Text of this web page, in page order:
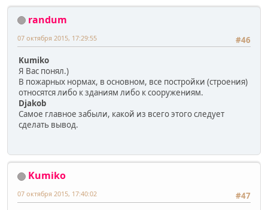
randum
#46
07 октября 2015, 17:29:55
Kumiko
Я Вас понял.)
В пожарных нормах, в основном, все постройки (строения)
относятся либо к зданиям либо к сооружениям.
Djakob
Самое главное забыли, какой из всего этого следует
сделать вывод.
Kumiko
#47
07 октября 2015, 17:40:02